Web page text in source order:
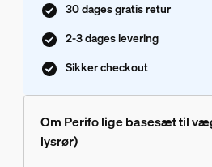
30 dages gratis retur
2-3 dages levering
Sikker checkout
Om Perifo lige basesæt til
lysrør)